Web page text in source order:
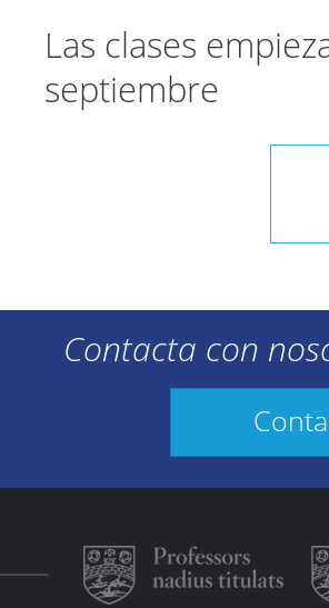
Las clases
septiembre
Contacta con